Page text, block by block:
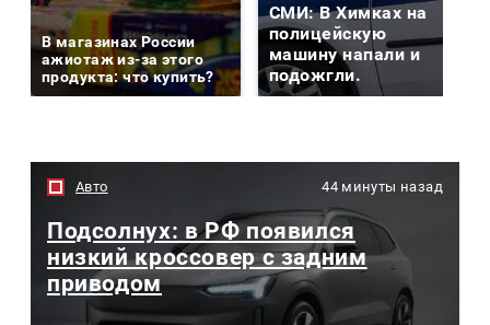
В магазинах России
ажиотаж из-за этого
продукта: что купить?
СМИ: В Химках на
полицейскую
машину напали и
подожгли.
Авто 44 минуты назад
Подсолнух: в РФ появился
низкий кроссовер с задним
приводом